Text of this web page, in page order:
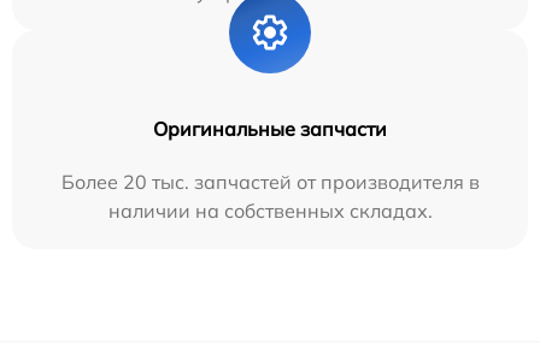
Оригинальные запчасти
Более 20 тыс. запчастей от производителя в
наличии на собственных складах.